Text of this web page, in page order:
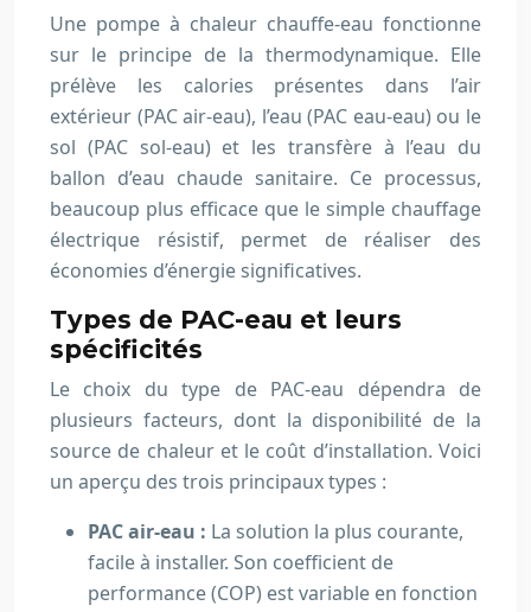
Une pompe à chaleur chauffe-eau fonctionne
sur le principe de la thermodynamique. Elle
prélève les calories présentes dans l’air
extérieur (PAC air-eau), l’eau (PAC eau-eau) ou le
sol (PAC sol-eau) et les transfère à l’eau du
ballon d’eau chaude sanitaire. Ce processus,
beaucoup plus efficace que le simple chauffage
électrique résistif, permet de réaliser des
économies d’énergie significatives.
Types de PAC-eau et leurs
spécificités
Le choix du type de PAC-eau dépendra de
plusieurs facteurs, dont la disponibilité de la
source de chaleur et le coût d’installation. Voici
un aperçu des trois principaux types :
PAC air-eau : La solution la plus courante,
facile à installer. Son coefficient de
performance (COP) est variable en fonction